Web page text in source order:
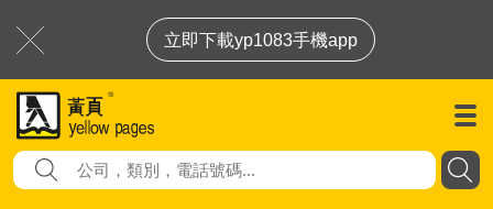
立即下載yp1083手機app